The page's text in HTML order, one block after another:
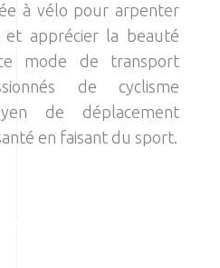
à vélo pour arpenter
apprécier la beauté
mode de transport
de cyclisme
de déplacement
en faisant du sport.